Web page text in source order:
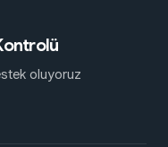
oluyoruz